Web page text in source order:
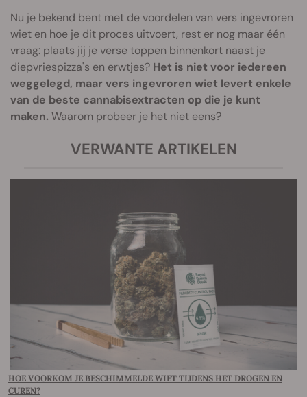
Nu je bekend bent met de voordelen van vers ingevroren
wiet en hoe je dit proces uitvoert, rest er nog maar één
vraag: plaats jij je verse toppen binnenkort naast je
diepvriespizza's en erwtjes? Het is niet voor iedereen
weggelegd, maar vers ingevroren wiet levert enkele
van de beste cannabisextracten op die je kunt
maken. Waarom probeer je het niet eens?
VERWANTE ARTIKELEN
HOE VOORKOM JE BESCHIMMELDE WIET TIJDENS HET DROGEN EN
CUREN?